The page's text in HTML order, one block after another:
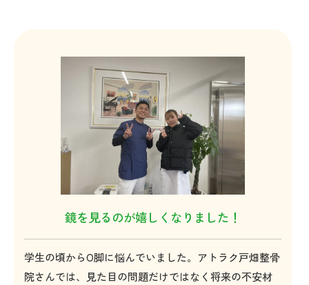
鏡を見るのが嬉しくなりました！
学生の頃からO脚に悩んでいました。アトラク戸畑整骨
院さんでは、見た目の問題だけではなく将来の不安材